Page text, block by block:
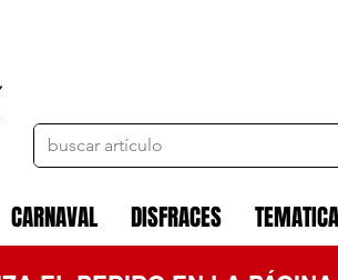
CARNAVAL DISFRACES